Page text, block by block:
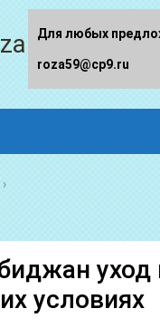
уход
условиях
Для любых
roza59@cp9.ru